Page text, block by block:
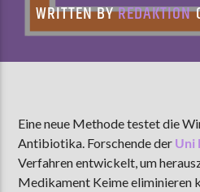
RUBBERBAND MAN
RAYLAND BAXTER
WRITTEN BYREDAKTION
Eine neue Methode testet die
Antibiotika. Forschende der Uni
Verfahren entwickelt, um
Medikament Keime eliminieren